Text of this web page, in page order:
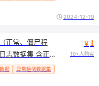
2024-12-19
正常、僵尸程
志数据集 含正
列与非时间序
据 异常检测数据集
￥ 1
10+人购买